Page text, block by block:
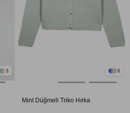
3 6
Mint Düğmeli Triko Hırka